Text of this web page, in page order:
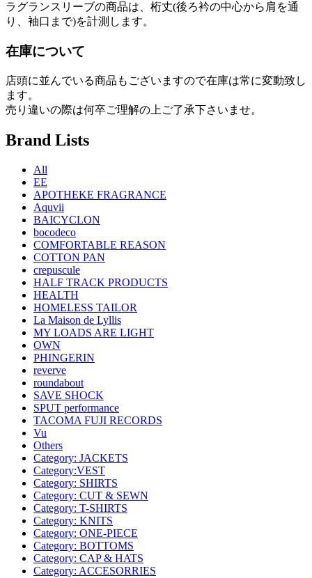
ラグランスリーブの商品は、桁丈(後ろ衿の中心から肩を通
り、袖口まで)を計測します。
在庫について
店頭に並んでいる商品もございますので在庫は常に変動致し
ます。
売り違いの際は何卒ご理解の上ご了承下さいませ。
Brand Lists
All
EE
APOTHEKE FRAGRANCE
Aquvii
BAICYCLON
bocodeco
COMFORTABLE REASON
COTTON PAN
crepuscule
HALF TRACK PRODUCTS
HEALTH
HOMELESS TAILOR
La Maison de Lyllis
MY LOADS ARE LIGHT
OWN
PHINGERIN
reverve
roundabout
SAVE SHOCK
SPUT performance
TACOMA FUJI RECORDS
Vu
Others
Category: JACKETS
Category:VEST
Category: SHIRTS
Category: CUT & SEWN
Category: T-SHIRTS
Category: KNITS
Category: ONE-PIECE
Category: BOTTOMS
Category: CAP & HATS
Category: ACCESORRIES